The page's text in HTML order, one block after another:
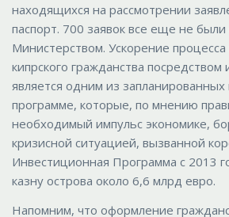
находящихся на рассмотрении
паспорт. 700 заявок все еще не
Mинистерством. Ускорение
кипрского гражданства посредством
является одним из
программе, которые, по мнению
необходимый импульс экономике,
кризисной ситуацией, вызванной
Инвестициoнная Программа с 2013
казну острова около 6,6 млрд евро.
Напомним, что оформление